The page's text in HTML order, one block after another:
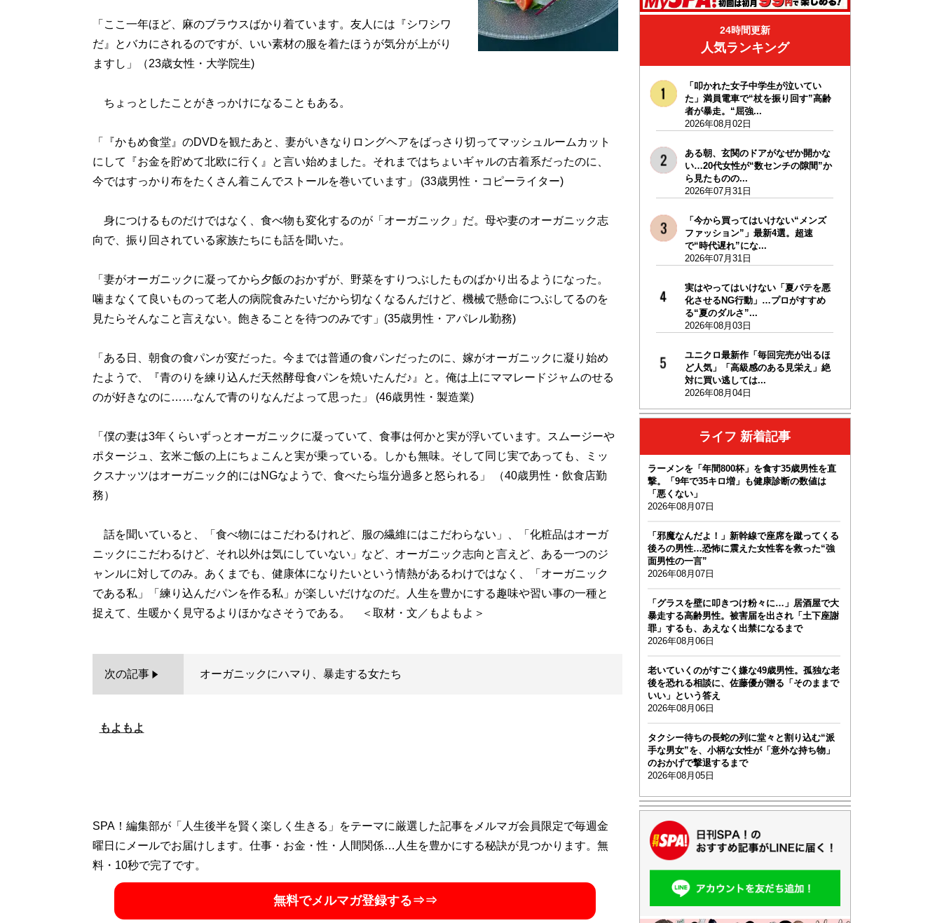
「ここ一年ほど、麻のブラウスばかり着ています。友人には『シワシワ
だ』とバカにされるのですが、いい素材の服を着たほうが気分が上がり
ますし」（23歳女性・大学院生)
ちょっとしたことがきっかけになることもある。
「『かもめ食堂』のDVDを観たあと、妻がいきなりロングヘアをばっさり切ってマッシュルームカット
にして『お金を貯めて北欧に行く』と言い始めました。それまではちょいギャルの古着系だったのに、
今ではすっかり布をたくさん着こんでストールを巻いています」 (33歳男性・コピーライター)
身につけるものだけではなく、食べ物も変化するのが「オーガニック」だ。母や妻のオーガニック志
向で、振り回されている家族たちにも話を聞いた。
「妻がオーガニックに凝ってから夕飯のおかずが、野菜をすりつぶしたものばかり出るようになった。
噛まなくて良いものって老人の病院食みたいだから切なくなるんだけど、機械で懸命につぶしてるのを
見たらそんなこと言えない。飽きることを待つのみです」(35歳男性・アパレル勤務)
「ある日、朝食の食パンが変だった。今までは普通の食パンだったのに、嫁がオーガニックに凝り始め
たようで、『青のりを練り込んだ天然酵母食パンを焼いたんだ♪』と。俺は上にママレードジャムのせる
のが好きなのに……なんで青のりなんだよって思った」 (46歳男性・製造業)
「僕の妻は3年くらいずっとオーガニックに凝っていて、食事は何かと実が浮いています。スムージーや
ポタージュ、玄米ご飯の上にちょこんと実が乗っている。しかも無味。そして同じ実であっても、ミッ
クスナッツはオーガニック的にはNGなようで、食べたら塩分過多と怒られる」 （40歳男性・飲食店勤
務）
話を聞いていると、「食べ物にはこだわるけれど、服の繊維にはこだわらない」、「化粧品はオーガ
ニックにこだわるけど、それ以外は気にしていない」など、オーガニック志向と言えど、ある一つのジ
ャンルに対してのみ。あくまでも、健康体になりたいという情熱があるわけではなく、「オーガニック
である私」「練り込んだパンを作る私」が楽しいだけなのだ。人生を豊かにする趣味や習い事の一種と
次の記事 オーガニックにハマり、暴走する女たち
もよもよ
SPA！編集部が「人生後半を賢く楽しく生きる」をテーマに厳選した記事をメルマガ会員限定で毎週金
曜日にメールでお届けします。仕事・お金・性・人間関係…人生を豊かにする秘訣が見つかります。無
料・10秒で完了です。
無料でメルマガ登録する⇒⇒
24時間更新
人気ランキング
「叩かれた女子中学生が泣いてい
た」満員電車で“杖を振り回す”高齢
者が暴走。“屈強...
2026年08月02日
ある朝、玄関のドアがなぜか開かな
い…20代女性が“数センチの隙間”か
ら見たものの...
2026年07月31日
「今から買ってはいけない“メンズ
ファッション”」最新4選。超速
で“時代遅れ”にな...
2026年07月31日
実はやってはいけない「夏バテを悪
化させるNG行動」…プロがすすめ
る“夏のダルさ”...
2026年08月03日
ユニクロ最新作「毎回完売が出るほ
ど人気」「高級感のある見栄え」絶
対に買い逃しては...
2026年08月04日
ライフ 新着記事
ラーメンを「年間800杯」を食す35歳男性を直
撃。「9年で35キロ増」も健康診断の数値は
「悪くない」
2026年08月07日
「邪魔なんだよ！」新幹線で座席を蹴ってくる
後ろの男性…恐怖に震えた女性客を救った“強
面男性の一言”
2026年08月07日
「グラスを壁に叩きつけ粉々に…」居酒屋で大
暴走する高齢男性。被害届を出され「土下座謝
罪」するも、あえなく出禁になるまで
2026年08月06日
老いていくのがすごく嫌な49歳男性。孤独な老
後を恐れる相談に、佐藤優が贈る「そのままで
いい」という答え
2026年08月06日
タクシー待ちの長蛇の列に堂々と割り込む“派
手な男女”を、小柄な女性が「意外な持ち物」
のおかげで撃退するまで
2026年08月05日